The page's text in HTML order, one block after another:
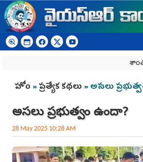
Skip to main content
You are here
హోం »ప్రత్యేక కథలు » అసలు
అసలు ప్రభుత్వం ఉందా?
28 May 2025 10:28 AM